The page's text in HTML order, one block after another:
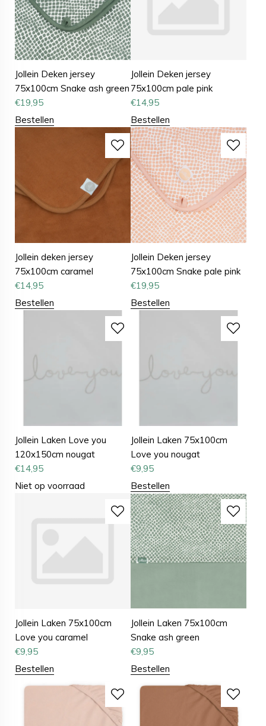
Jollein Deken jersey
75x100cm Snake ash green
€19,95
Bestellen
Jollein Deken jersey
75x100cm pale pink
€14,95
Bestellen
Jollein deken jersey
75x100cm caramel
€14,95
Bestellen
Jollein Deken jersey
75x100cm Snake pale pink
€19,95
Bestellen
Jollein Laken Love you
120x150cm nougat
€14,95
Niet op voorraad
Jollein Laken 75x100cm
Love you nougat
€9,95
Bestellen
Jollein Laken 75x100cm
Love you caramel
€9,95
Bestellen
Jollein Laken 75x100cm
Snake ash green
€9,95
Bestellen